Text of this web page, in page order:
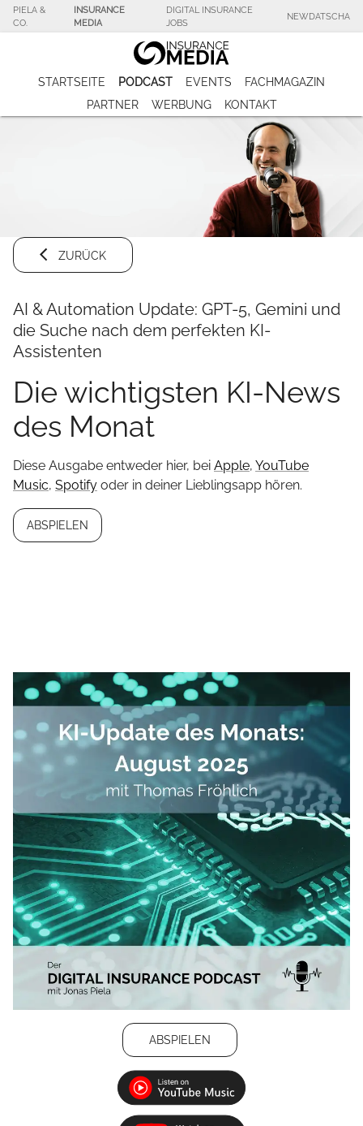
PIELA &
CO.
INSURANCE
MEDIA
DIGITAL INSURANCE
JOBS
NEWDATSCHA
STARTSEITE PODCAST EVENTS
FACHMAGAZIN
PARTNER
WERBUNG KONTAKT
ZURÜCK
AI & Automation Update: GPT-5, Gemini und
die Suche nach dem perfekten KI-
Assistenten
Die wichtigsten KI-News
des Monat
Diese Ausgabe entweder hier, bei Apple, YouTube
Music, Spotify oder in deiner Lieblingsapp hören.
ABSPIELEN
ABSPIELEN